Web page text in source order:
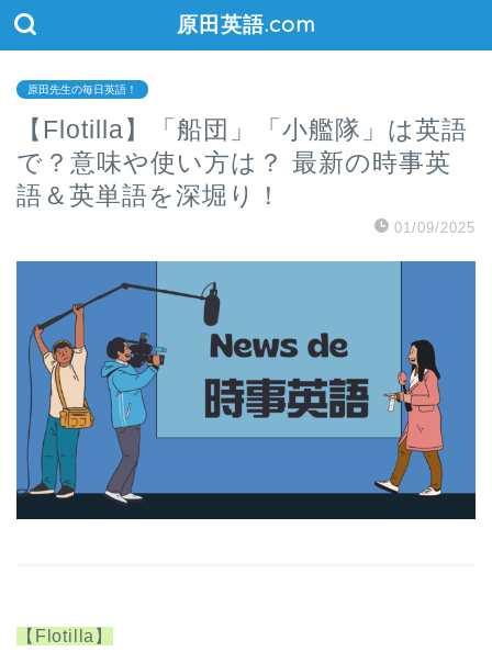
原田英語.com
原田先生の毎日英語！
【Flotilla】「船団」「小艦隊」は英語
で？意味や使い方は？ 最新の時事英
語＆英単語を深堀り！
01/09/2025
【Flotilla】